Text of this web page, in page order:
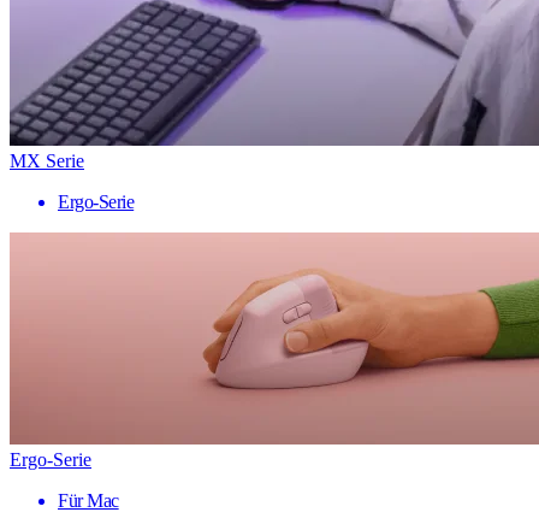
MX Serie
Ergo-Serie
Ergo-Serie
Für Mac